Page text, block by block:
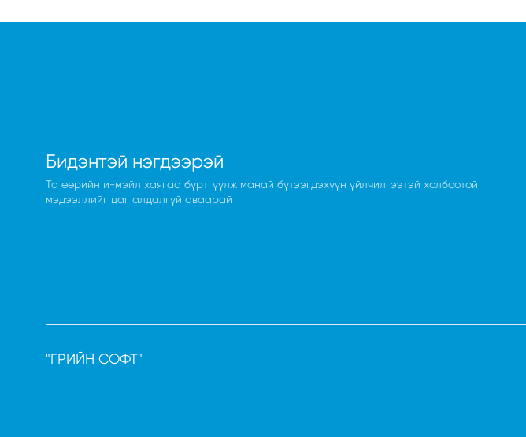
Бидэнтэй нэгдээрэй
Та өөрийн и-мэйл хаягаа бүртгүүлж манай бүтээгдэхүүн үйлчилгээтэй холбоотой
мэдээллийг цаг алдалгүй аваарай
"ГРИЙН СОФТ"